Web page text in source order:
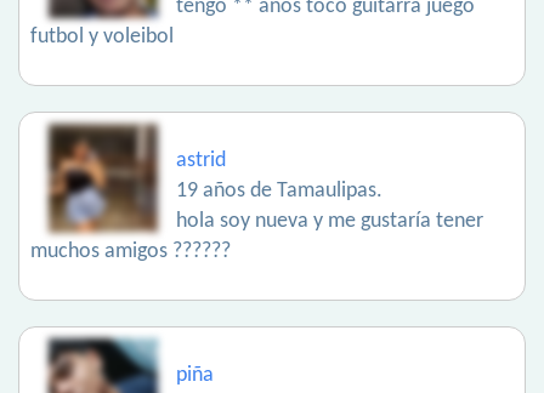
tengo ** años toco guitarra juego
futbol y voleibol
astrid
19 años de Tamaulipas.
hola soy nueva y me gustaría tener
muchos amigos ??????
piña